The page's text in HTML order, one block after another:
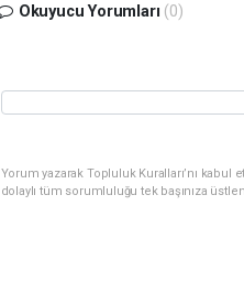
Okuyucu Yorumları (0)
Yorum yazarak Topluluk Kuralları’nı
dolaylı tüm sorumluluğu tek başınıza